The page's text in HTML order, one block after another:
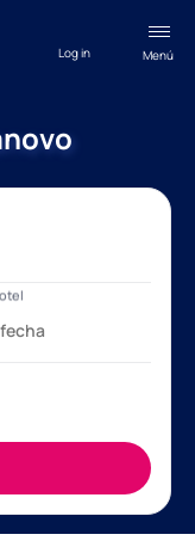
Menú
Log in